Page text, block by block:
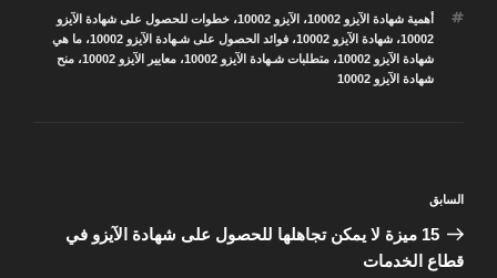
الوسوم
أهمية شهادة الآيزو 10002 ، الآيزو 10002 ،خطوات للحصول على شهادة الآيزو
10002،شهادة الآيزو 10002 ،فوائد الحصول على شـهادة الآيزو 10002 ،ما هي
شهادة الآيزو 10002
،متطلبات شـهادة الآيزو 10002 ،معايير الآيزو 10002 ،منح
شهادة الآيزو 10002
المقالة
السابقة
السابق
15 ميزة لا يمكن تجاهلها للحصول على شهادة الآيزو في
قطاع الخدمات